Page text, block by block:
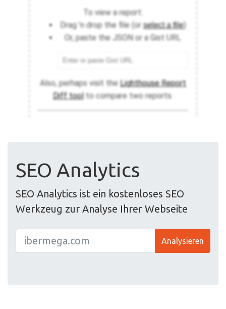
SEO Analytics
SEO Analytics ist ein kostenloses SEO
Werkzeug zur Analyse Ihrer Webseite
Analysieren